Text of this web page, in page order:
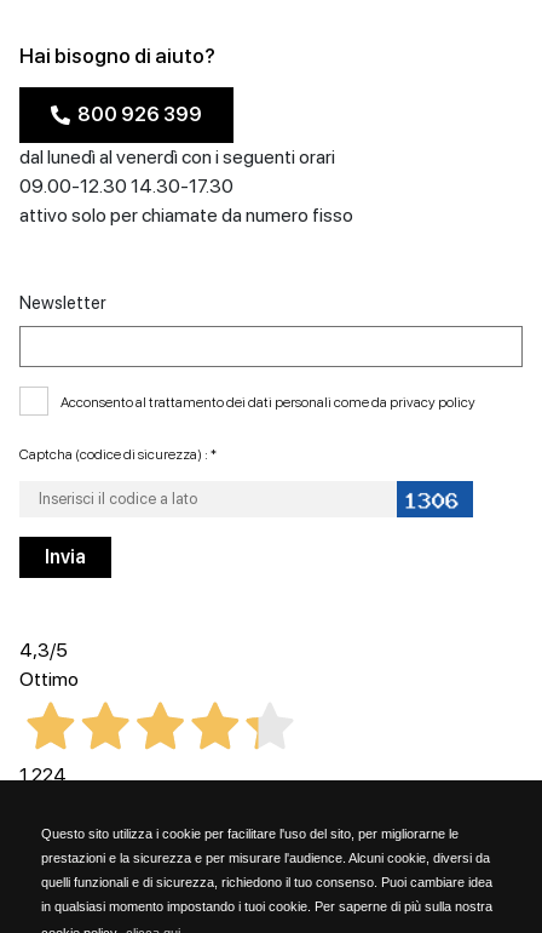
Questo sito utilizza i cookie per facilitare l'uso del sito, per migliorarne le
prestazioni e la sicurezza e per misurare l'audience. Alcuni cookie, diversi da
quelli funzionali e di sicurezza, richiedono il tuo consenso. Puoi cambiare idea
in qualsiasi momento impostando i tuoi cookie. Per saperne di più sulla nostra
Hai bisogno di aiuto?
800 926 399
dal lunedì al venerdì con i seguenti orari
09.00-12.30 14.30-17.30
attivo solo per chiamate da numero fisso
Newsletter
Acconsento al trattamento dei dati personali come da privacy policy
Captcha (codice di sicurezza) : *
4,3/5
Ottimo
1.224